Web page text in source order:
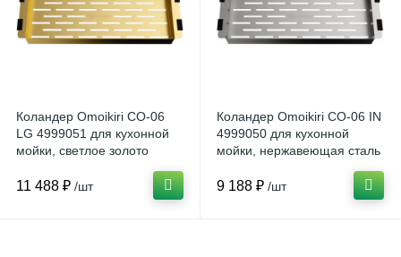
Коландер Omoikiri CO-06
LG 4999051 для кухонной
мойки, светлое золото
11 488 ₽ /шт
Коландер Omoikiri CO-06 IN
4999050 для кухонной
мойки, нержавеющая сталь
9 188 ₽ /шт